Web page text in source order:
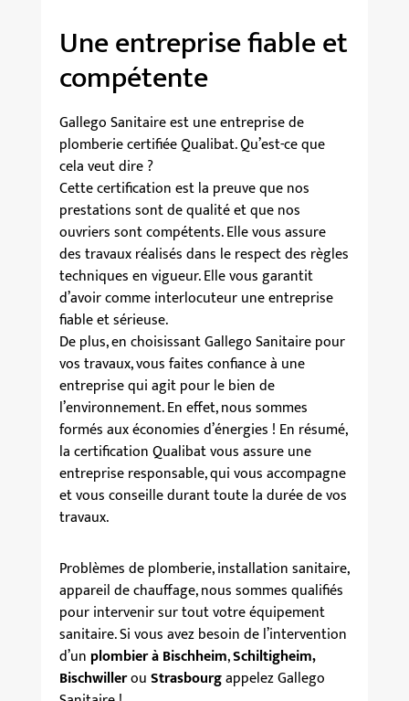
Une entreprise fiable et
compétente
Gallego Sanitaire est une entreprise de
plomberie certifiée Qualibat. Qu’est-ce que
cela veut dire ?
Cette certification est la preuve que nos
prestations sont de qualité et que nos
ouvriers sont compétents. Elle vous assure
des travaux réalisés dans le respect des règles
techniques en vigueur. Elle vous garantit
d’avoir comme interlocuteur une entreprise
fiable et sérieuse.
De plus, en choisissant Gallego Sanitaire pour
vos travaux, vous faites confiance à une
entreprise qui agit pour le bien de
l’environnement. En effet, nous sommes
formés aux économies d’énergies ! En résumé,
la certification Qualibat vous assure une
entreprise responsable, qui vous accompagne
et vous conseille durant toute la durée de vos
travaux.
Problèmes de plomberie,installation sanitaire,
appareil de chauffage, nous sommes qualifiés
pour intervenir sur tout votreéquipement
sanitaire. Si vous avez besoin de l’intervention
d’un plombier à Bischheim,Schiltigheim,
BischwillerouStrasbourgappelez Gallego